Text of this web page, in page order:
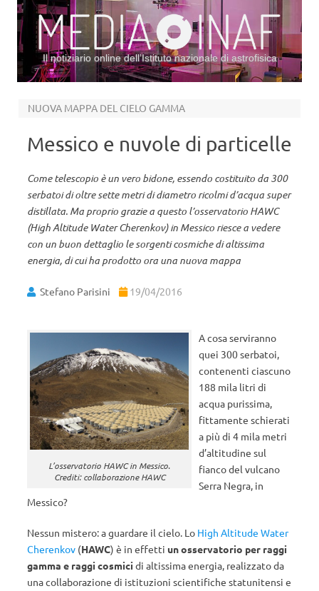
Il notiziario online dell’Istituto nazionale di astrofisica
NUOVA MAPPA DEL CIELO GAMMA
Messico e nuvole di particelle
Come telescopio è un vero bidone, essendo costituito da 300
serbatoi di oltre sette metri di diametro ricolmi d’acqua super
distillata. Ma proprio grazie a questo l’osservatorio HAWC
(High Altitude Water Cherenkov) in Messico riesce a vedere
con un buon dettaglio le sorgenti cosmiche di altissima
energia, di cui ha prodotto ora una nuova mappa
Stefano Parisini 19/04/2016
L’osservatorio HAWC in Messico.
Crediti: collaborazione HAWC
A cosa serviranno
quei 300 serbatoi,
contenenti ciascuno
188 mila litri di
acqua purissima,
fittamente schierati
a più di 4 mila metri
d’altitudine sul
fianco del vulcano
Serra Negra, in
Messico?
Nessun mistero: a guardare il cielo. Lo High Altitude Water
Cherenkov (HAWC) è in effetti un osservatorio per raggi
gamma e raggi cosmici di altissima energia, realizzato da
una collaborazione di istituzioni scientifiche statunitensi e